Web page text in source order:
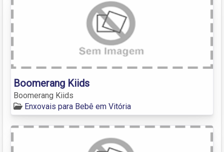
Boomerang Kiids
Boomerang Kiids
Enxovais para Bebê em Vitória